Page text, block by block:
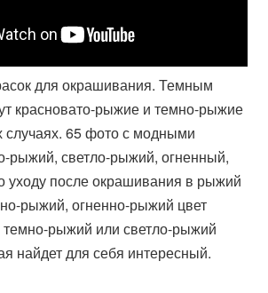
для окрашивания. Темным
красновато-рыжие и темно-рыжие
случаях. 65 фото с модными
рыжий, светло-рыжий, огненный,
уходу после окрашивания в рыжий
рыжий, огненно-рыжий цвет
темно-рыжий или светло-рыжий
найдет для себя интересный.